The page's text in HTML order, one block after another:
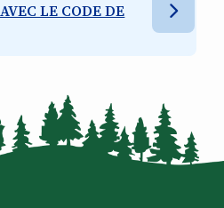
LE CODE DE